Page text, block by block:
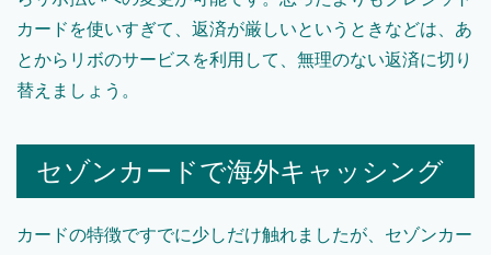
カードを使いすぎて、返済が厳しいというときなどは、あ
とからリボのサービスを利用して、無理のない返済に切り
替えましょう。
セゾンカードで海外キャッシング
カードの特徴ですでに少しだけ触れましたが、セゾンカー